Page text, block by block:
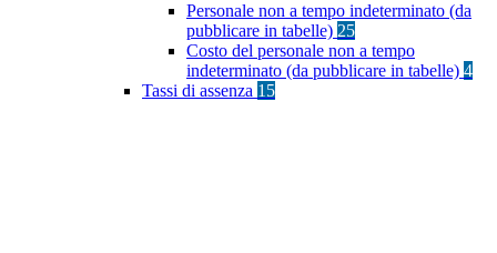
Personale non a tempo indeterminato (da
pubblicare in tabelle) 25
Costo del personale non a tempo
indeterminato (da pubblicare in tabelle) 4
Tassi di assenza 15